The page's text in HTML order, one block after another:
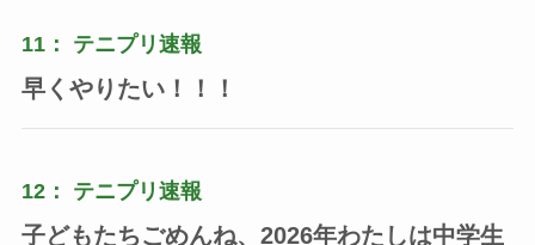
11： テニプリ速報
早くやりたい！！！
12： テニプリ速報
子どもたちごめんね、2026年わたしは中学生